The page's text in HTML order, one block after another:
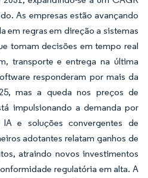
As empresas estão avançando
em regras em direção a sistemas
tomam decisões em tempo real
transporte e entrega na última
responderam por mais da
mas a queda nos preços de
impulsionando a demanda por
e soluções convergentes de
adotantes relatam ganhos de
atraindo novos investimentos
regulatória em alta. A